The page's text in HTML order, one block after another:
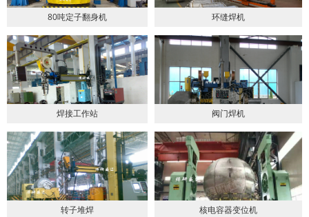
80吨定子翻身机 环缝焊机
焊接工作站 阀门焊机
转子堆焊 核电容器变位机